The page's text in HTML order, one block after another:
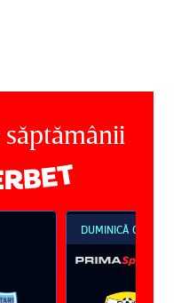
DUMINICĂ 09 AUG,